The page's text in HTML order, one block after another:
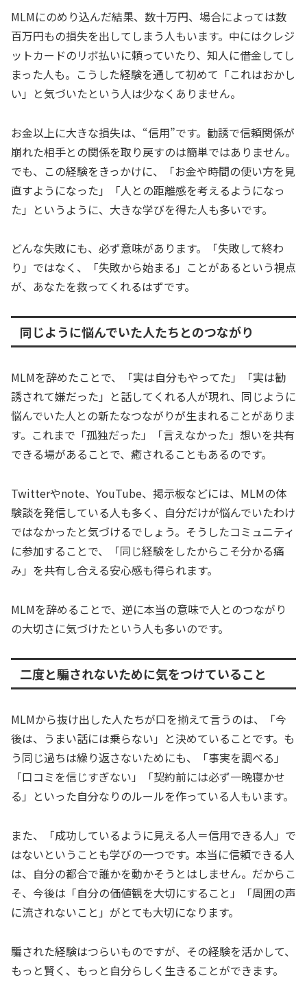
MLMにのめり込んだ結果、数十万円、場合によっては数
百万円もの損失を出してしまう人もいます。中にはクレジ
ットカードのリボ払いに頼っていたり、知人に借金してし
まった人も。こうした経験を通して初めて「これはおかし
い」と気づいたという人は少なくありません。
お金以上に大きな損失は、“信用”です。勧誘で信頼関係が
崩れた相手との関係を取り戻すのは簡単ではありません。
でも、この経験をきっかけに、「お金や時間の使い方を見
直すようになった」「人との距離感を考えるようになっ
た」というように、大きな学びを得た人も多いです。
どんな失敗にも、必ず意味があります。「失敗して終わ
り」ではなく、「失敗から始まる」ことがあるという視点
が、あなたを救ってくれるはずです。
同じように悩んでいた人たちとのつながり
MLMを辞めたことで、「実は自分もやってた」「実は勧
誘されて嫌だった」と話してくれる人が現れ、同じように
悩んでいた人との新たなつながりが生まれることがありま
す。これまで「孤独だった」「言えなかった」想いを共有
できる場があることで、癒されることもあるのです。
Twitterやnote、YouTube、掲示板などには、MLMの体
験談を発信している人も多く、自分だけが悩んでいたわけ
ではなかったと気づけるでしょう。そうしたコミュニティ
に参加することで、「同じ経験をしたからこそ分かる痛
み」を共有し合える安心感も得られます。
MLMを辞めることで、逆に本当の意味で人とのつながり
の大切さに気づけたという人も多いのです。
二度と騙されないために気をつけていること
MLMから抜け出した人たちが口を揃えて言うのは、「今
後は、うまい話には乗らない」と決めていることです。も
う同じ過ちは繰り返さないためにも、「事実を調べる」
「口コミを信じすぎない」「契約前には必ず一晩寝かせ
る」といった自分なりのルールを作っている人もいます。
また、「成功しているように見える人＝信用できる人」で
はないということも学びの一つです。本当に信頼できる人
は、自分の都合で誰かを動かそうとはしません。だからこ
そ、今後は「自分の価値観を大切にすること」「周囲の声
に流されないこと」がとても大切になります。
騙された経験はつらいものですが、その経験を活かして、
もっと賢く、もっと自分らしく生きることができます。